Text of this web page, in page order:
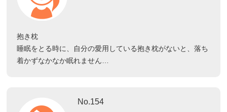
抱き枕
睡眠をとる時に、自分の愛用している抱き枕がないと、落ち
着かずなかなか眠れません…
No.154